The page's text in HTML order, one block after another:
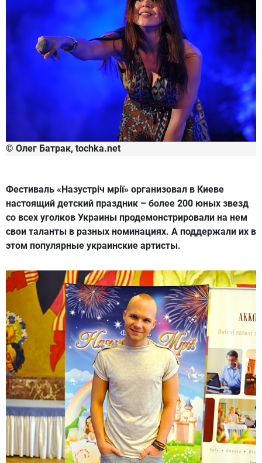
© Олег Батрак, tochka.net
Фестиваль «Назустріч мрії» организовал в Киеве
настоящий детский праздник – более 200 юных звезд
со всех уголков Украины продемонстрировали на нем
свои таланты в разных номинациях. А поддержали их в
этом популярные украинские артисты.